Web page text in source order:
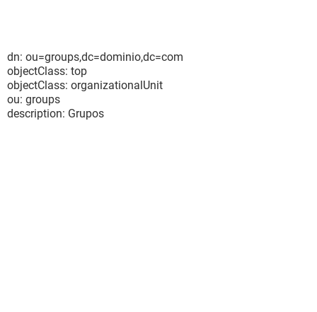
dn: ou=groups,dc=dominio,dc=com
objectClass: top
objectClass: organizationalUnit
ou: groups
description: Grupos